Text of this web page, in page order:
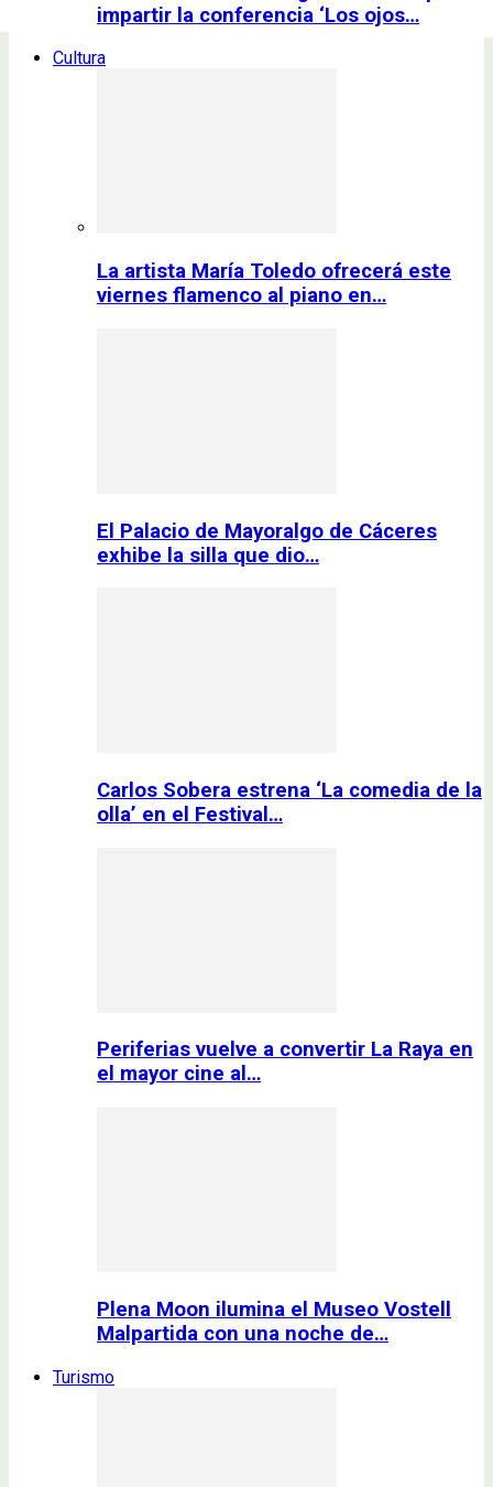
impartir la conferencia ‘Los ojos…
Cultura
La artista María Toledo ofrecerá este
viernes flamenco al piano en…
El Palacio de Mayoralgo de Cáceres
exhibe la silla que dio…
Carlos Sobera estrena ‘La comedia de la
olla’ en el Festival…
Periferias vuelve a convertir La Raya en
el mayor cine al…
Plena Moon ilumina el Museo Vostell
Malpartida con una noche de…
Turismo